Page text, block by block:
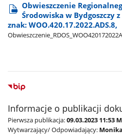
Obwieszczenie
Środowiska w Bydgoszczy
znak: WOO.420.17.2022.ADS.8,
Informacje o publikacji
Pierwsza publikacja:09.03.2023 11:53
Wytwarzający/ Odpowiadający: